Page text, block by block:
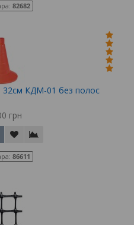
82682
32см КДМ-01 без полос
грн
86611